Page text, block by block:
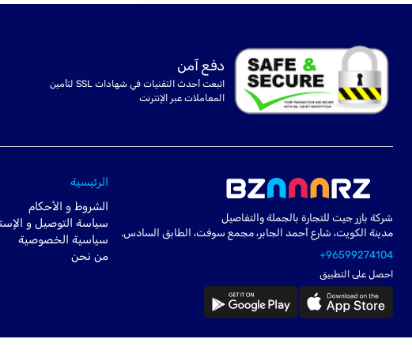
دفع آمن
اتبعت أحدث التقنيات في شهادات SSL لتأمين
المعاملات عبر الإنترنت
شركة بازر جيت للتجارة بالجملة والتفاصيل
مدينة الكويت، شارع أحمد الجابر، مجمع سوفت، الطابق السادس.
+96599274104
احصل على التطبيق
الرئيسية
الشروط و الأحكام
سياسة التوصيل و
سياسية الخصوصية
من نحن